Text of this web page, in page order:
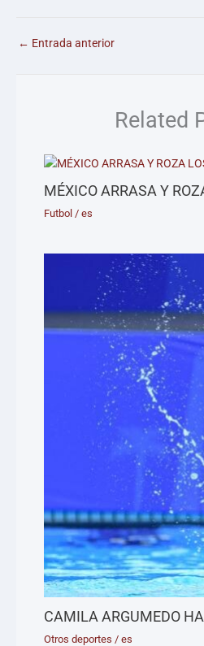
← Entrada anterior
Related
MÉXICO ARRASA Y
Futbol /es
CAMILA ARGUMEDO
Otros deportes /es